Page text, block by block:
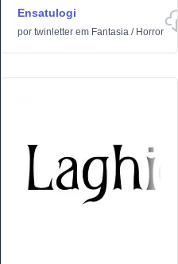
Ensatulogi
por twinletter em Fantasia / Horror